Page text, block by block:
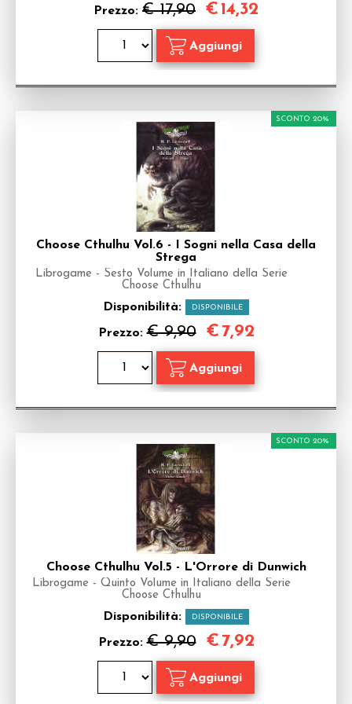
Prezzo: € 17,90 €14,32
Choose Cthulhu Vol.6 - I Sogni nella Casa della
Strega
Librogame - Sesto Volume in Italiano della Serie
Choose Cthulhu
Disponibilità: DISPONIBILE
Prezzo:€ 9,90
SCONTO 20%
€ 7,92
Choose Cthulhu Vol.5 - L'Orrore di Dunwich
Librogame - Quinto Volume in Italiano della Serie
Choose Cthulhu
Disponibilità: DISPONIBILE
Prezzo:€ 9,90
SCONTO 20%
€ 7,92